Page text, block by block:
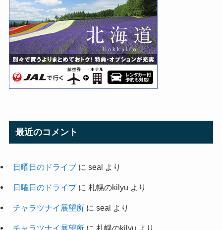
最近のコメント
日曜日のドライブに seal より
日曜日のドライブに 札幌のkilyu より
チャラツナイ展望所に seal より
チャラツナイ展望所に 札幌のkilyu より